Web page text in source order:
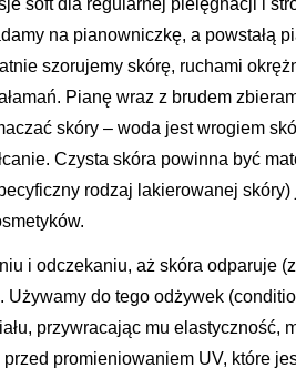
soft dla regularnej pielęgnacji i
na pianowniczkę, a powstałą
szorujemy skórę, ruchami
Pianę wraz z brudem
skóry – woda jest wrogiem
Czysta skóra powinna być
rodzaj lakierowanej
i odczekaniu, aż skóra odparuje
Używamy do tego odżywek
przywracając mu elastyczność,
promieniowaniem UV, które